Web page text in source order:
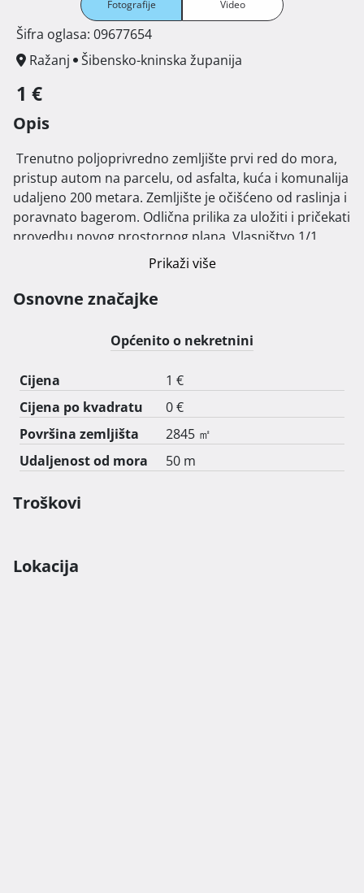
Fotografije Video
Šifra oglasa: 09677654
Ražanj
Šibensko-kninska županija
1 €
Opis
pristup autom na parcelu, od asfalta, kuća i komunalija
udaljeno 200 metara. Zemljište je očišćeno od raslinja i
poravnato bagerom. Odlična prilika za uložiti i pričekati
provedbu novog prostornog plana. Vlasništvo 1/1,
tereta nema. Pod račun može osobno vozilo, brod ili
Prikaži više
Osnovne značajke
Općenito o nekretnini
Cijena
1 €
Cijena po kvadratu
0 €
Površina zemljišta
2845 ㎡
Udaljenost od mora
50 m
Troškovi
Lokacija